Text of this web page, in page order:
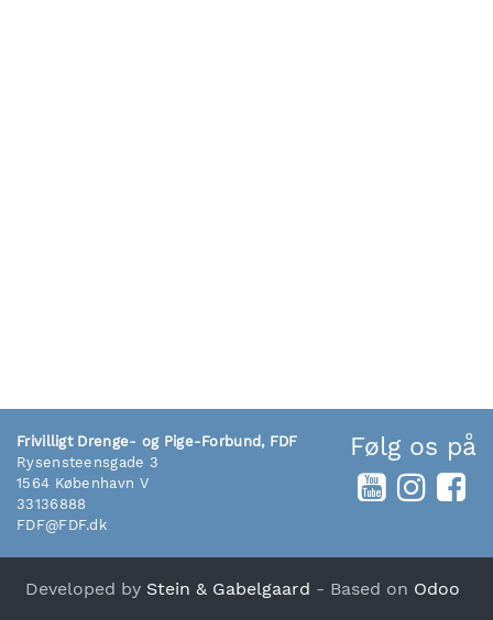
Frivilligt Drenge- og Pige-Forbund, FDF
Rysensteensgade 3
1564 København V
33136888
FDF@FDF.dk
Følg os på
Developed by Stein & Gabelgaard - Based on Odoo